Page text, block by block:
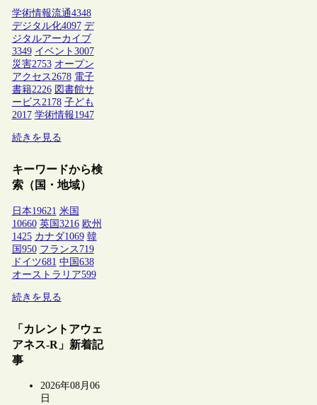
学術情報流通4348
デジタル化4097 デ
ジタルアーカイブ
3349 イベント 3007
災害2753 オープン
アクセス2678 電子
書籍2226 図書館サ
ービス2178 子ども
2017 学術情報1947
続きを見る
キーワードから検
索（国・地域）
日本19621 米国
10660 英国 3216 欧州
1425 カナダ1069 韓
国 950 フランス 719
ドイツ681 中国 638
オーストラリア599
続きを見る
「カレントアウェ
アネス-R」新着記
事
2026年08月06
日